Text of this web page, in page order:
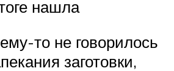
нашла
то не говорилось
заготовки,